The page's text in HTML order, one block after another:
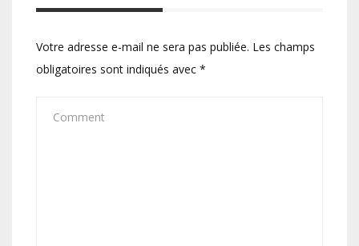
Votre adresse e-mail ne sera pas publiée. Les champs
obligatoires sont indiqués avec *